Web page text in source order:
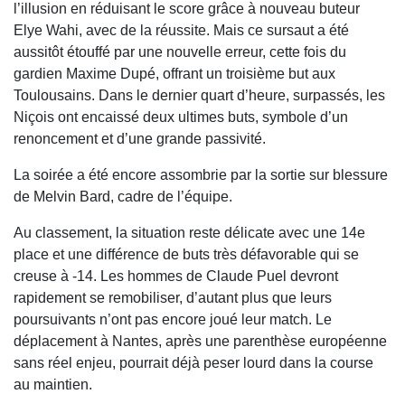
l’illusion en réduisant le score grâce à nouveau buteur
Elye Wahi, avec de la réussite. Mais ce sursaut a été
aussitôt étouffé par une nouvelle erreur, cette fois du
gardien Maxime Dupé, offrant un troisième but aux
Toulousains. Dans le dernier quart d’heure, surpassés, les
Niçois ont encaissé deux ultimes buts, symbole d’un
renoncement et d’une grande passivité.
La soirée a été encore assombrie par la sortie sur blessure
de Melvin Bard, cadre de l’équipe.
Au classement, la situation reste délicate avec une 14e
place et une différence de buts très défavorable qui se
creuse à -14. Les hommes de Claude Puel devront
rapidement se remobiliser, d’autant plus que leurs
poursuivants n’ont pas encore joué leur match. Le
déplacement à Nantes, après une parenthèse européenne
sans réel enjeu, pourrait déjà peser lourd dans la course
au maintien.